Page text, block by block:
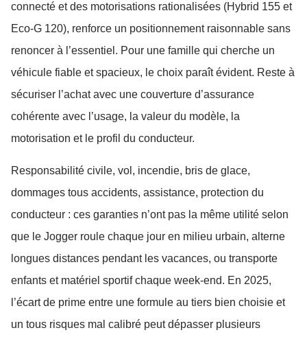
connecté et des motorisations rationalisées (Hybrid 155 et
Eco-G 120), renforce un positionnement raisonnable sans
renoncer à l’essentiel. Pour une famille qui cherche un
véhicule fiable et spacieux, le choix paraît évident. Reste à
sécuriser l’achat avec une couverture d’assurance
cohérente avec l’usage, la valeur du modèle, la
motorisation et le profil du conducteur.
Responsabilité civile, vol, incendie, bris de glace,
dommages tous accidents, assistance, protection du
conducteur : ces garanties n’ont pas la même utilité selon
que le Jogger roule chaque jour en milieu urbain, alterne
longues distances pendant les vacances, ou transporte
enfants et matériel sportif chaque week-end. En 2025,
l’écart de prime entre une formule au tiers bien choisie et
un tous risques mal calibré peut dépasser plusieurs